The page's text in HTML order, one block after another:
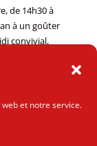
et notre service.
de 14h30 à
à un goûter
convivial,
pas de